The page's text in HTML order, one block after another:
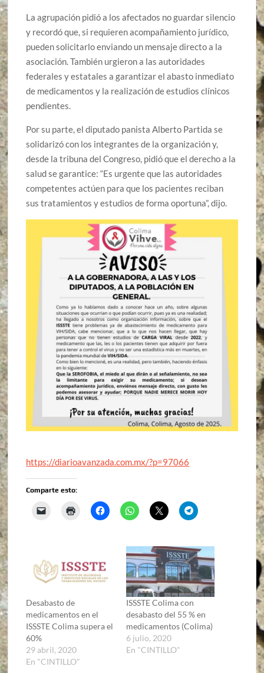
La agrupación pidió a los afectados no guardar silencio
y recordó que, si requieren acompañamiento jurídico,
pueden solicitarlo enviando un mensaje directo a la
asociación. También urgieron a las autoridades
federales y estatales a garantizar el abasto inmediato
de medicamentos y la realización de estudios clínicos
pendientes.
Por su parte, el diputado panista Alberto Partida se
solidarizó con los integrantes de la organización y,
desde la tribuna del Congreso, pidió que el derecho a la
salud se garantice: “Es urgente que las autoridades
competentes actúen para que los pacientes reciban
sus tratamientos y estudios de forma oportuna”, dijo.
https://diarioavanzada.com.mx/?p=97066
Comparte esto:
Desabasto de
medicamentos en el
ISSSTE Colima supera el
60%
29 abril, 2020
En "CINTILLO"
ISSSTE Colima con
desabasto del 55 % en
medicamentos (Colima)
6 julio, 2020
En "CINTILLO"